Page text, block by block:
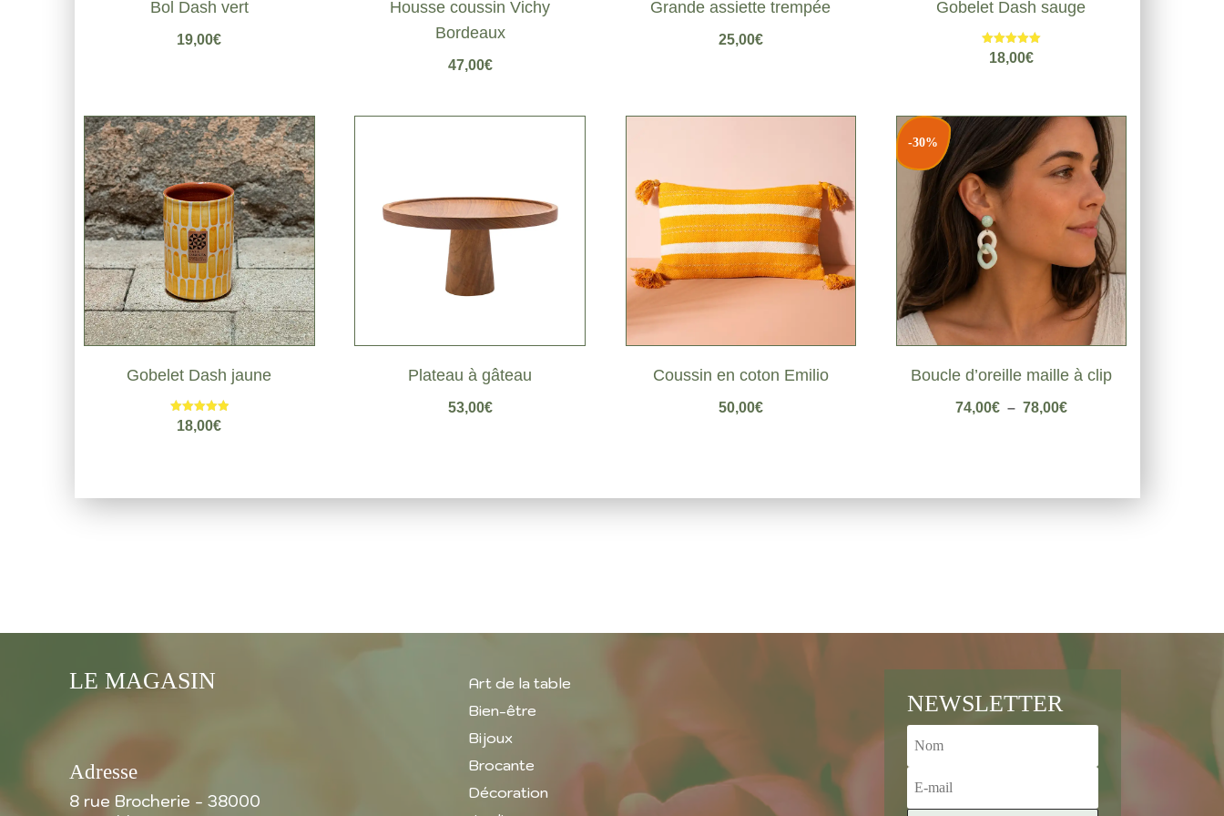
Bol Dash vert
19,00€
Housse coussin Vichy
Bordeaux
47,00€
Grande assiette trempée
25,00€
Gobelet Dash sauge
Note
5.00
18,00€
Gobelet Dash jaune
Note
5.00
18,00€
Plateau à gâteau
53,00€
Coussin en coton Emilio
50,00€
-30%
Boucle d’oreille maille à clip
74,00€ – 78,00€Plage
à
LE MAGASIN
Adresse
8 rue Brocherie - 38000
Art de la table
Bien-être
Bijoux
Brocante
Décoration
NEWSLETTER